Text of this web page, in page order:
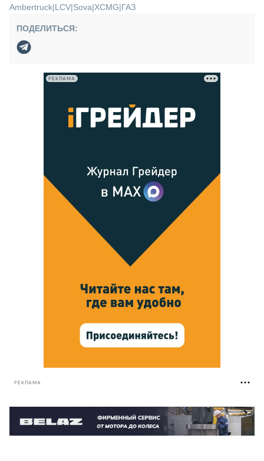
Ambertruck|LCV|Sova|XCMG|ГАЗ
ПОДЕЛИТЬСЯ:
РЕКЛАМА
РЕКЛАМА